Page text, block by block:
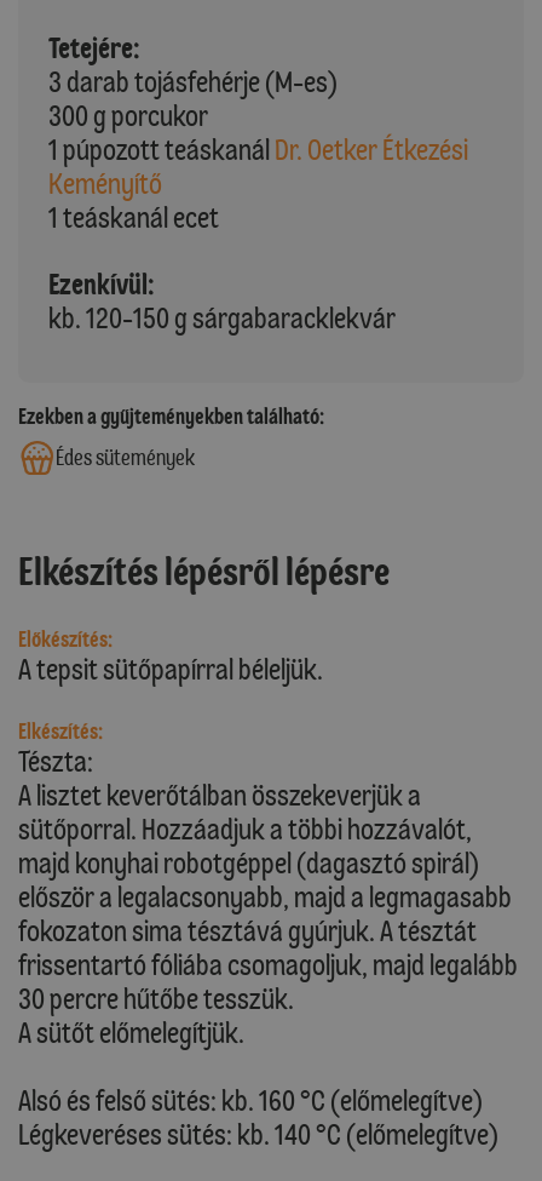
Tetejére:
3 darab tojásfehérje (M-es)
300 g porcukor
1 púpozott teáskanálDr. Oetker Étkezési
Keményítő
1 teáskanál ecet
Ezenkívül:
kb. 120-150 g sárgabaracklekvár
Ezekben a gyűjteményekben található:
Édes sütemények
Elkészítés lépésről lépésre
Előkészítés:
A tepsit sütőpapírral béleljük.
Elkészítés:
Tészta:
A lisztet keverőtálban összekeverjük a
sütőporral. Hozzáadjuk a többi hozzávalót,
majd konyhai robotgéppel (dagasztó spirál)
először a legalacsonyabb, majd a legmagasabb
fokozaton sima tésztává gyúrjuk. A tésztát
frissentartó fóliába csomagoljuk, majd legalább
30 percre hűtőbe tesszük.
A sütőt előmelegítjük.
Alsó és felső sütés: kb. 160 °C (előmelegítve)
Légkeveréses sütés: kb. 140 °C (előmelegítve)